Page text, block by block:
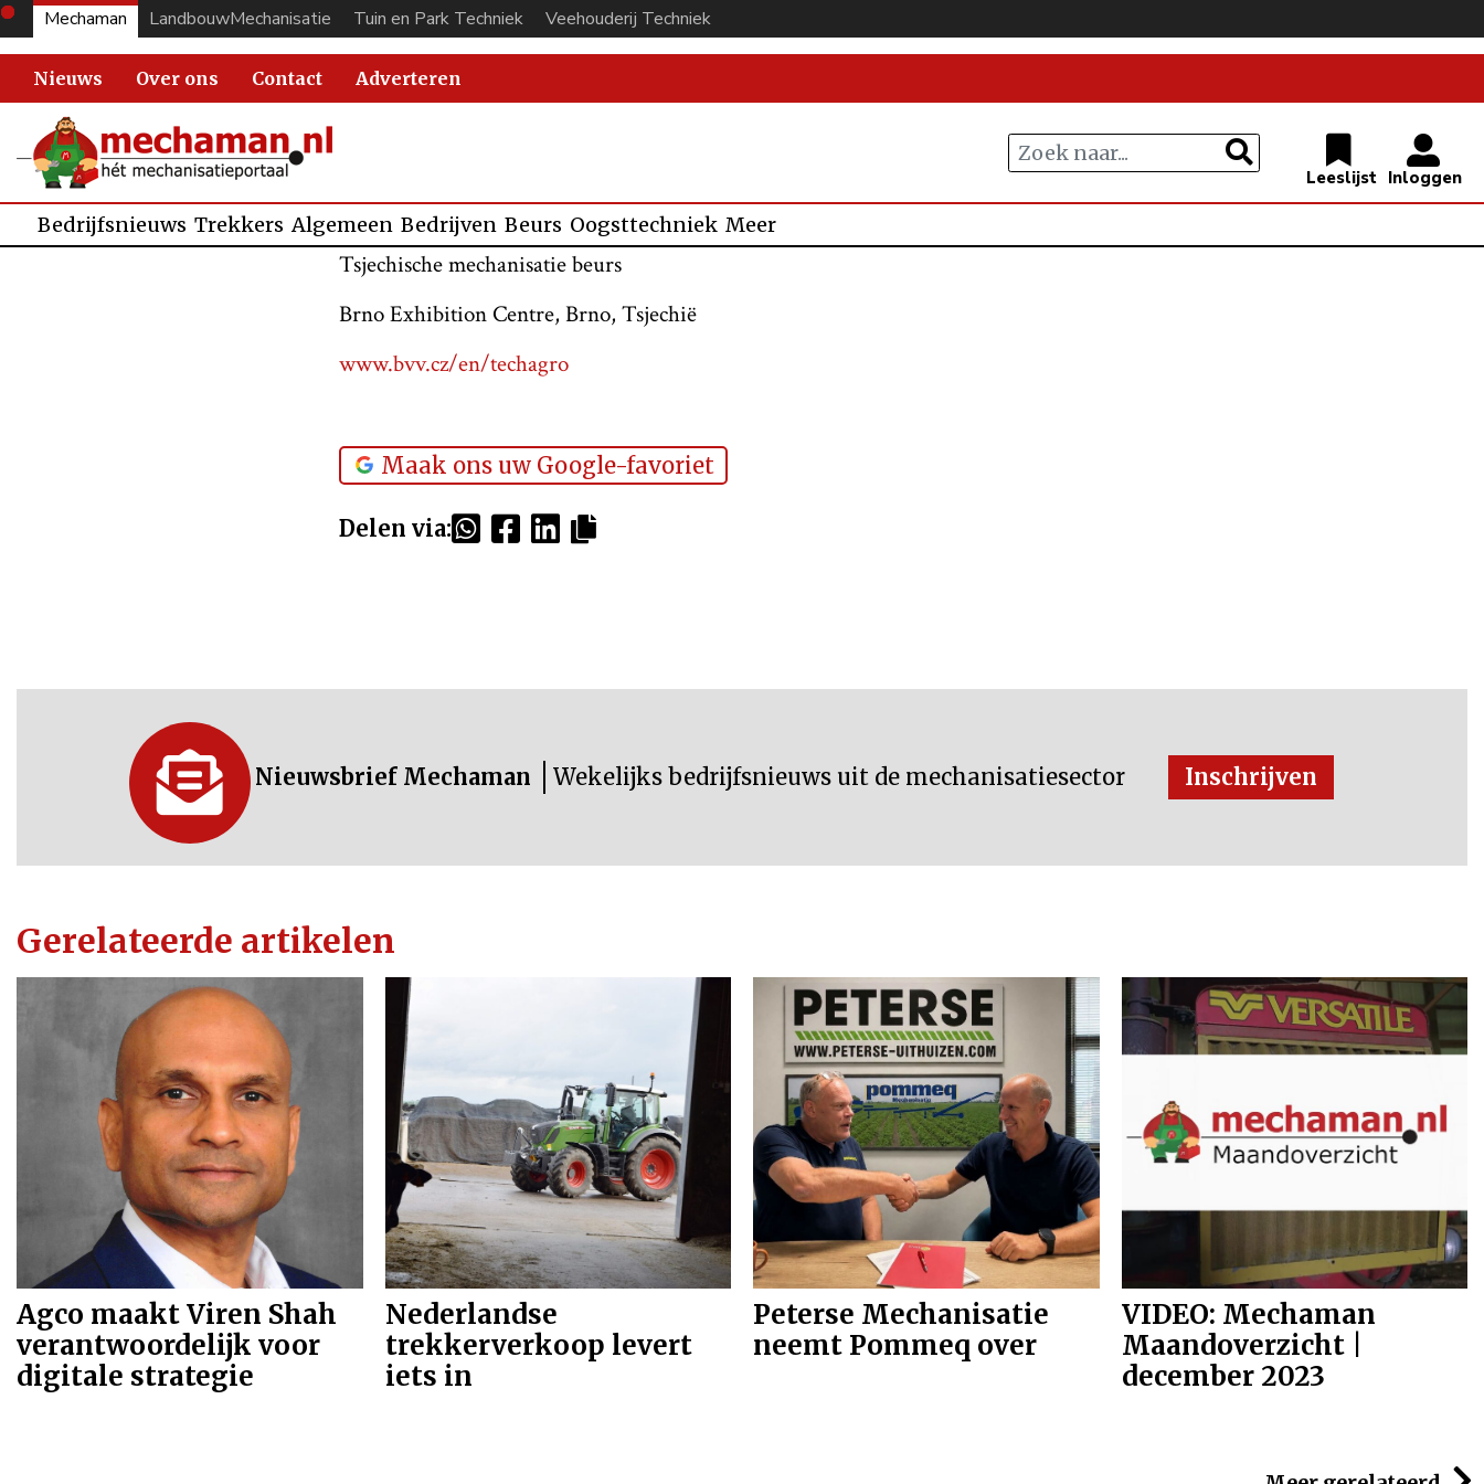
Mechaman LandbouwMechanisatie Tuin en Park Techniek Veehouderij Techniek
Nieuws Over ons Contact Adverteren
Bedrijfsnieuws Trekkers Algemeen Bedrijven Beurs Oogsttechniek Meer
Tsjechische mechanisatie beurs
Brno Exhibition Centre, Brno, Tsjechië
www.bvv.cz/en/techagro
Maak ons uw Google-favoriet
Delen via:
Nieuwsbrief Mechaman Wekelijks bedrijfsnieuws uit de mechanisatiesector Inschrijven
Gerelateerde artikelen
05-01-2024
Agco maakt Viren Shah
verantwoordelijk voor
digitale strategie
04-01-2024
Nederlandse
trekkerverkoop levert
iets in
07-08-2026
Peterse Mechanisatie
neemt Pommeq over
02-01-2024
VIDEO: Mechaman
Maandoverzicht |
december 2023